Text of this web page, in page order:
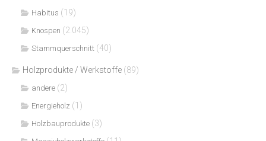
Habitus (19)
Knospen (2.045)
Stammquerschnitt (40)
Holzprodukte / Werkstoffe (89)
andere (2)
Energieholz (1)
Holzbauprodukte (3)